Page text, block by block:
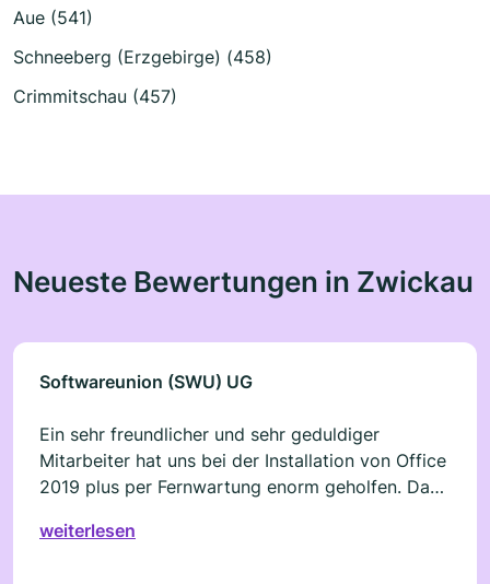
Aue (541)
Schneeberg (Erzgebirge) (458)
Crimmitschau (457)
Neueste Bewertungen in Zwickau
Softwareunion (SWU) UG
Ein sehr freundlicher und sehr geduldiger
Mitarbeiter hat uns bei der Installation von Office
2019 plus per Fernwartung enorm geholfen. Das
UG bezogen, läuft bei uns auf einem anderen PC
weiterlesen